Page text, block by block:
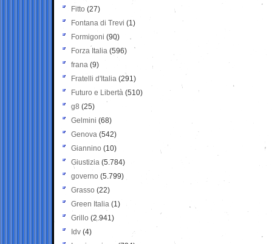
Fitto (27)
Fontana di Trevi (1)
Formigoni (90)
Forza Italia (596)
frana (9)
Fratelli d'Italia (291)
Futuro e Libertà (510)
g8 (25)
Gelmini (68)
Genova (542)
Giannino (10)
Giustizia (5.784)
governo (5.799)
Grasso (22)
Green Italia (1)
Grillo (2.941)
Idv (4)